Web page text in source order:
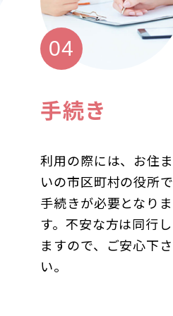
手続き
利用の際には、お住ま
いの市区町村の役所で
手続きが必要となりま
す。不安な方は同行し
ますので、ご安心下さ
い。